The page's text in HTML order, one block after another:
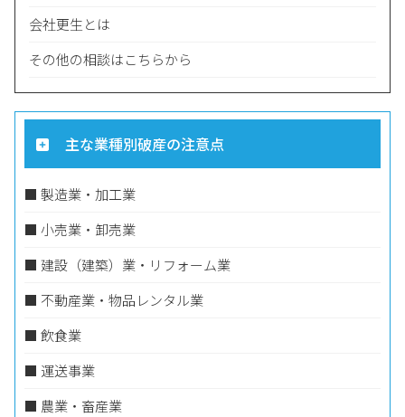
会社更生とは
その他の相談はこちらから
主な業種別破産の注意点
■ 製造業・加工業
■ 小売業・卸売業
​​​■ 建設（建築）業・リフォーム業
■ 不動産業・物品レンタル業
​​​■ 飲食業
​​■ 運送事業
■ ​​農業・畜産業